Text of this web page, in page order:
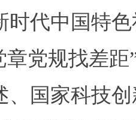
时代中国特
章党规找差
、国家科技创